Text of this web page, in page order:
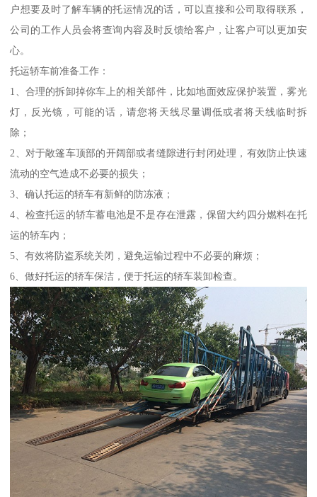
户想要及时了解车辆的托运情况的话，可以直接和公司取得联系，
公司的工作人员会将查询内容及时反馈给客户，让客户可以更加安
心。
托运轿车前准备工作：
1、合理的拆卸掉你车上的相关部件，比如地面效应保护装置，雾光
灯，反光镜，可能的话，请您将天线尽量调低或者将天线临时拆
除；
2、对于敞篷车顶部的开阔部或者缝隙进行封闭处理，有效防止快速
流动的空气造成不必要的损失；
3、确认托运的轿车有新鲜的防冻液；
4、检查托运的轿车蓄电池是不是存在泄露，保留大约四分燃料在托
运的轿车内；
5、有效将防盗系统关闭，避免运输过程中不必要的麻烦；
6、做好托运的轿车保洁，便于托运的轿车装卸检查。